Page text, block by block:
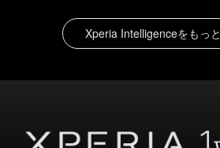
Xperia Intelligenceをもっ